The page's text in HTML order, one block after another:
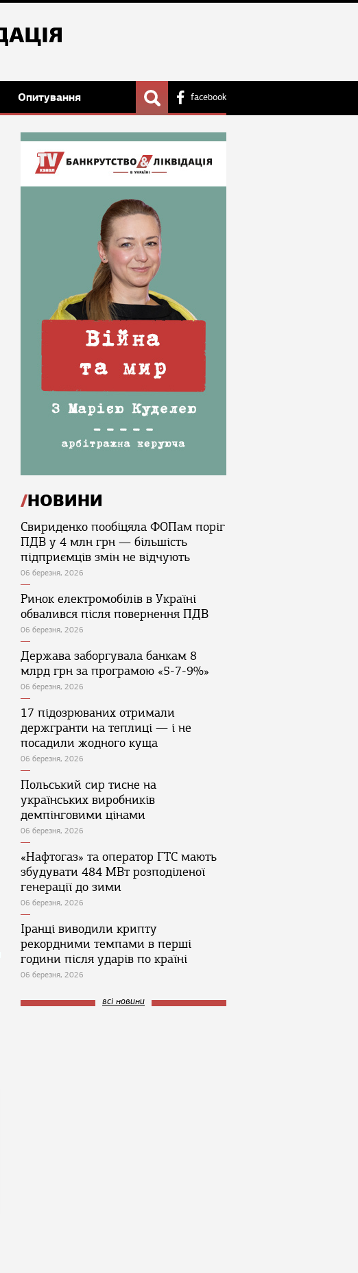
Опитування facebook
НОВИНИ
Свириденко пообіцяла ФОПам поріг
ПДВ у 4 млн грн — більшість
підприємців змін не відчують
06 березня, 2026
Ринок електромобілів в Україні
обвалився після повернення ПДВ
06 березня, 2026
Держава заборгувала банкам 8
млрд грн за програмою «5-7-9%»
06 березня, 2026
17 підозрюваних отримали
держгранти на теплиці — і не
посадили жодного куща
06 березня, 2026
Польський сир тисне на
українських виробників
демпінговими цінами
06 березня, 2026
«Нафтогаз» та оператор ГТС мають
збудувати 484 МВт розподіленої
генерації до зими
06 березня, 2026
Іранці виводили крипту
рекордними темпами в перші
години після ударів по країні
06 березня, 2026
всі новини